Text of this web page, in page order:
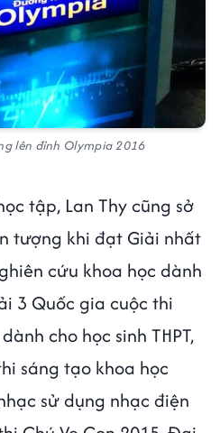
lên đỉnh Olympia 2016
tập, Lan Thy cũng sở
tượng khi đạt Giải nhất
cứu khoa học dành
3 Quốc gia cuộc thi
cho học sinh THPT,
sáng tạo khoa học
sử dụng nhạc điện